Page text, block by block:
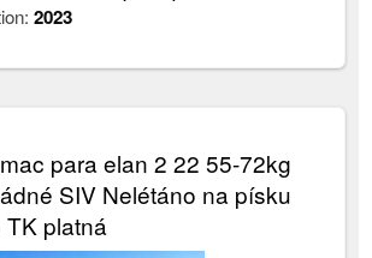
2023
para elan 2 22 55-72kg
SIV Nelétáno na písku
platná